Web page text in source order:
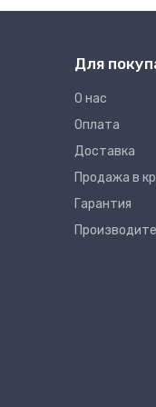
Для
О нас
Оплата
Доставка
Продажа в
Гарантия